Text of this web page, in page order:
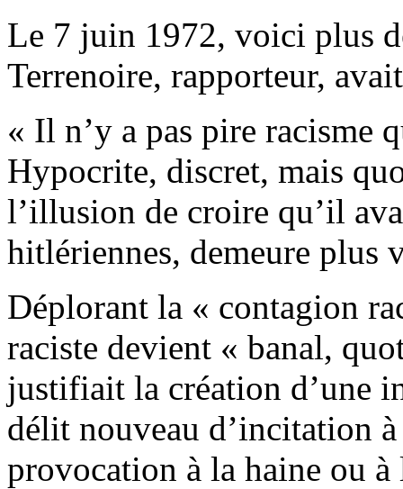
Le 7 juin 1972, voici plus
Terrenoire, rapporteur,
« Il n’y a pas pire racisme
Hypocrite, discret, mais
l’illusion de croire qu’il
hitlériennes, demeure plus
Déplorant la « contagion
raciste devient « banal,
justifiait la création d’une
délit nouveau d’incitation
provocation à la haine ou